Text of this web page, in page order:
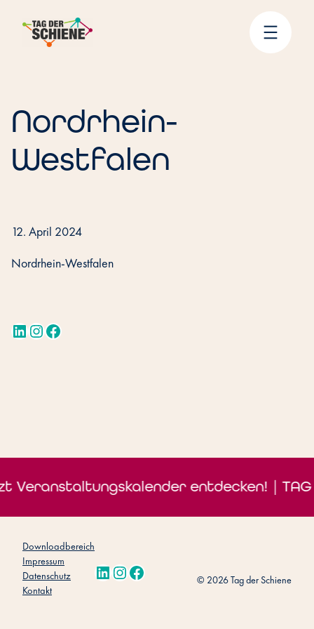
Inhalt
Nordrhein-
Westfalen
12. April 2024
Nordrhein-Westfalen
LinkedIn Instagram Facebook
Veranstaltungskalender entdecken! |
Downloadbereich
Impressum
Datenschutz
Kontakt
LinkedIn
Instagram
Facebook © 2026 Tag der Schiene